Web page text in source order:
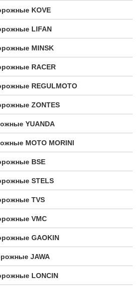
KOVE
LIFAN
MINSK
RACER
REGULMOTO
ZONTES
YUANDA
МОТО MORINI
BSE
STELS
TVS
VMC
GAOKIN
JAWA
LONCIN